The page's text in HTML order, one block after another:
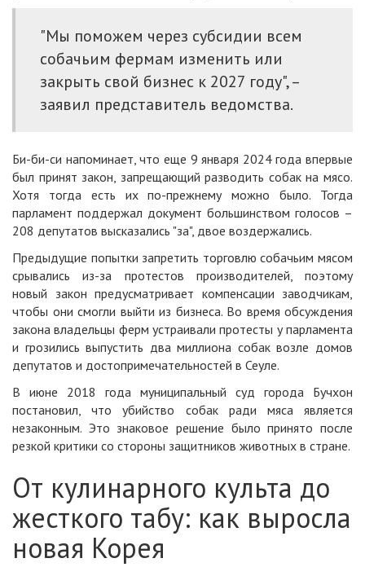
"Мы поможем через субсидии всем
собачьим фермам изменить или
закрыть свой бизнес к 2027 году", –
заявил представитель ведомства.
Би-би-си напоминает, что еще 9 января 2024 года впервые
был принят закон, запрещающий разводить собак на мясо.
Хотя тогда есть их по-прежнему можно было. Тогда
парламент поддержал документ большинством голосов –
208 депутатов высказались "за", двое воздержались.
Предыдущие попытки запретить торговлю собачьим мясом
срывались из-за протестов производителей, поэтому
новый закон предусматривает компенсации заводчикам,
чтобы они смогли выйти из бизнеса. Во время обсуждения
закона владельцы ферм устраивали протесты у парламента
и грозились выпустить два миллиона собак возле домов
депутатов и достопримечательностей в Сеуле.
В июне 2018 года муниципальный суд города Бучхон
постановил, что убийство собак ради мяса является
незаконным. Это знаковое решение было принято после
резкой критики со стороны защитников животных в стране.
От кулинарного культа до
жесткого табу: как выросла
новая Корея